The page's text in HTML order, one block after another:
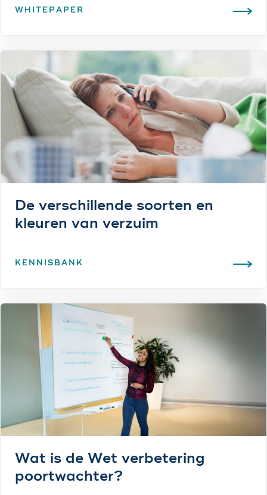
WHITEPAPER
De verschillende soorten en
kleuren van verzuim
KENNISBANK
Wat is de Wet verbetering
poortwachter?